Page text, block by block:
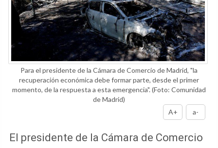
Para el presidente de la Cámara de Comercio de Madrid, "la
recuperación económica debe formar parte, desde el primer
momento, de la respuesta a esta emergencia".(Foto: Comunidad
de Madrid)
A+
a-
El presidente de la Cámara de Comercio